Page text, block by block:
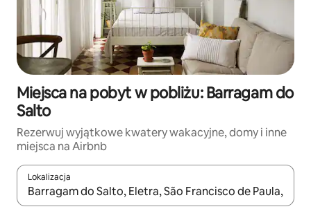
Miejsca na pobyt w pobliżu: Barragam do
Salto
Rezerwuj wyjątkowe kwatery wakacyjne, domy i inne
miejsca na Airbnb
Lokalizacja
Gdy wyniki będą dostępne, możesz poruszać się po nich za